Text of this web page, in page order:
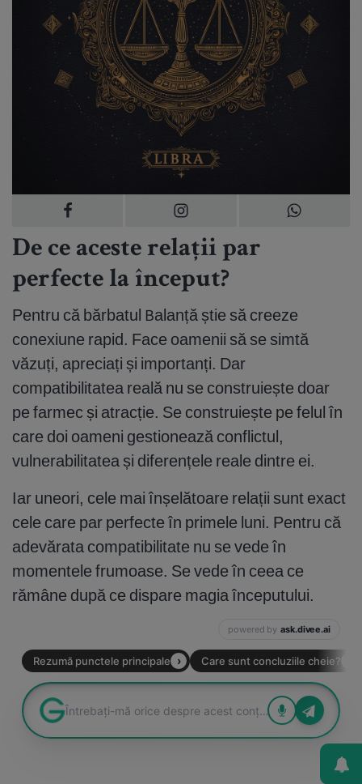
De ce aceste relații par
perfecte la început?
Pentru că bărbatul Balanță știe să creeze
conexiune rapid. Face oamenii să se simtă
văzuți, apreciați și importanți. Dar
compatibilitatea reală nu se construiește doar
pe farmec și atracție. Se construiește pe felul în
care doi oameni gestionează conflictul,
vulnerabilitatea și diferențele reale dintre ei.
Iar uneori, cele mai înșelătoare relații sunt exact
cele care par perfecte în primele luni. Pentru că
adevărata compatibilitate nu se vede în
momentele frumoase. Se vede în ceea ce
rămâne după ce dispare magia începutului.